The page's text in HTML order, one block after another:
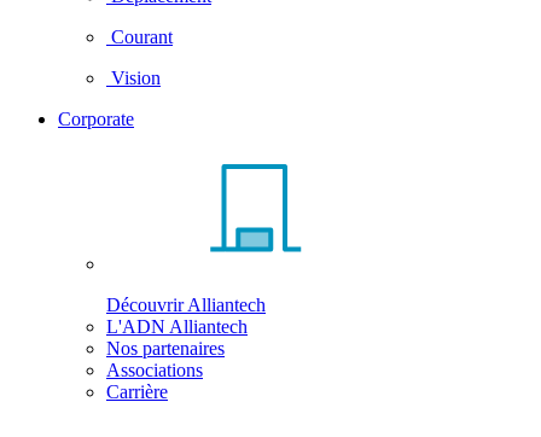
Courant
Vision
Corporate
Découvrir Alliantech
L'ADN Alliantech
Nos partenaires
Associations
Carrière